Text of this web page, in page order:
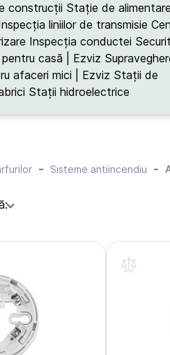
construcții Stație de
liniilor de transmisie
Inspecția conductei
casă | Ezviz
afaceri mici | Ezviz Stații de
Stații hidroelectrice
Sisteme antiincendiu